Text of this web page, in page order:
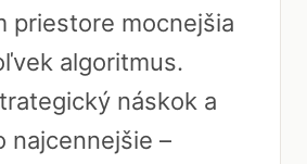
priestore mocnejšia
algoritmus.
náskok a
najcennejšie –